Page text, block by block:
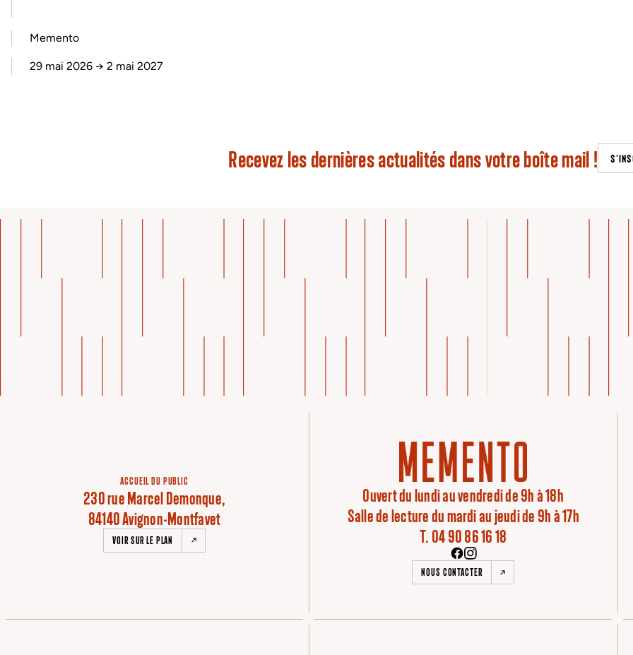
Memento
29 mai 2026→ 2 mai 2027
Recevez les dernières actualités dans votre boîte mail !
Ouvert du lundi au vendredi de 9h à 18h
Salle de lecture du mardi au jeudi de 9h à 17h
T. 04 90 86 16 18
NOUS CONTACTER
ACCUEIL DU PUBLIC
230 rue Marcel Demonque,
84140 Avignon-Montfavet
VOIR SUR LE PLAN